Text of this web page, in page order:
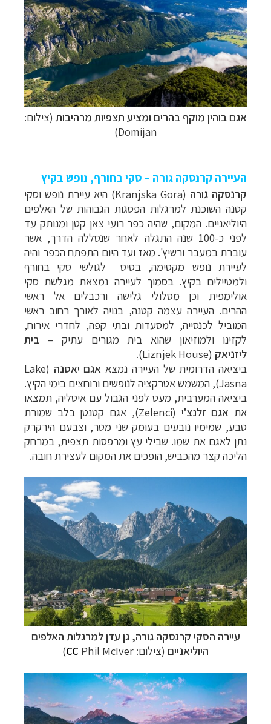
אגם בוהין מוקף בהרים ומציע תצפיות מרהיבות (צילום:
Domijan)
העיירה קרנסקה גורה – סקי בחורף, נופש בקיץ
קרנסקה גורה (
Kranjska Gora) היא עיירת נופש וסקי
קטנה השוכנת למרגלות הפסגות הגבוהות של האלפים
היוליאניים. המקום, שהיה כפר רועי צאן קטן ומנותק עד
לפני כ-100 שנה התגלה לאחר שנסללה הדרך, אשר
עוברת במעבר ורשיץ'. מאז ועד היום התפתח הכפר והיה
לעיירת נופש מקסימה, בסיס לגולשי סקי בחורף
ולמטיילים בקיץ. בסמוך לעיירה נמצאת מגלשת סקי
אולימפית וכן מסלולי גלישה ורכבלים אל ראשי
ההרים.העיירה עצמה קטנה, בנויה לאורך רחוב ראשי
המוביל לכנסייה, למסעדות ובתי קפה, לחדרי אירוח,
לקזינו ולמוזיאון שהוא בית מגורים עתיק– בית
ליזניאק (Liznjek House).
ביציאה הדרומית של העיירה נמצא אגם יאסנה (
Lake
Jasna), המשמש אטרקציה לנופשים ורוחצים בימי הקיץ.
ביציאה המערבית, מעט לפני הגבול עם איטליה, תמצאו
את אגם זלנצ'י (
Zelenci), אגם קטנטן בלב שמורת
טבע, שמימיו נובעים בעומק שני מטר, וצבעם הירקרק
נתן לאגם את שמו. שבילי עץ ומרפסות תצפית, במרחק
הליכה קצר מהכביש, הופכים את המקום לעצירת חובה.
עיירה הסקי קרנסקה גורה, גן עדן למרגלות האלפים
היוליאניים (צילום: CC Phil McIver
)
תכנוןטיולים למדינות אירופהלחצו לרשימת היעדים »
תכנון
טיולים לצפון אמריקהלחצו לרשימת היעדים »
קרוזים והפלגות נופשלחצו לרשימת היעדים »